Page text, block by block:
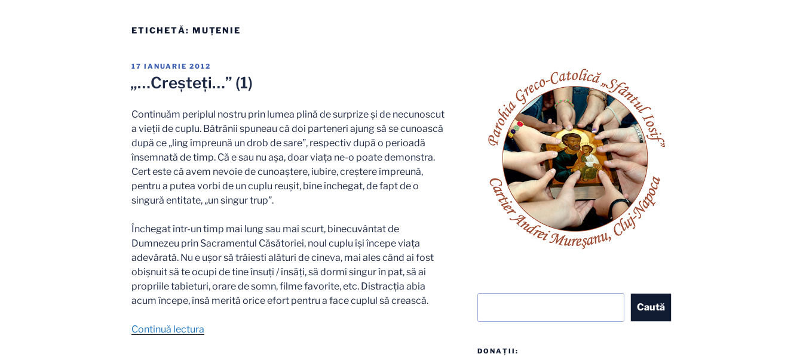
ETICHETĂ: MUȚENIE
PUBLICAT
17 IANUARIE 2012
„…Creşteţi…” (1)
Continuăm periplul nostru prin lumea plină de surprize şi de necunoscut
a vieţii de cuplu. Bătrânii spuneau că doi parteneri ajung să se cunoască
după ce „ling împreună un drob de sare”, respectiv după o perioadă
însemnată de timp. Că e sau nu aşa, doar viaţa ne-o poate demonstra.
Cert este că avem nevoie de cunoaştere, iubire, creştere împreună,
pentru a putea vorbi de un cuplu reuşit, bine închegat, de fapt de o
singură entitate, „un singur trup”.
Închegat într-un timp mai lung sau mai scurt, binecuvântat de
Dumnezeu prin Sacramentul Căsătoriei, noul cuplu îşi începe viaţa
adevărată. Nu e uşor să trăiesti alături de cineva, mai ales când ai fost
obişnuit să te ocupi de tine însuţi / însăţi, să dormi singur în pat, să ai
propriile tabieturi, orare de somn, filme favorite, etc. Distracţia abia
acum începe, însă merită orice efort pentru a face cuplul să crească.
Continuă lectura
Caută
DONAȚII: